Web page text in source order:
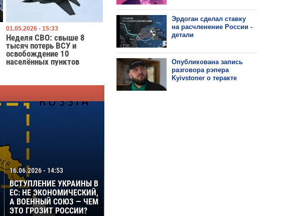
01.05.2026 - 15:33
Неделя СВО: свыше 8
тысяч потерь ВСУ и
освобождение 10
населённых пунктов
16.06.2026 - 14:53
ВСТУПЛЕНИЕ УКРАИНЫ В
ЕС: НЕ ЭКОНОМИЧЕСКИЙ,
А ВОЕННЫЙ СОЮЗ — ЧЕМ
ЭТО ГРОЗИТ РОССИИ?
Эрдоган сделал ставку
на расчленение России -
детали
Опубликована запись
разговора рэпера
Kyivstoner о теракте